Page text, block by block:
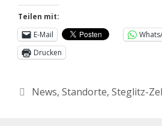
Teilen mit:
E-Mail
Drucken
News, Standorte, Steglitz-